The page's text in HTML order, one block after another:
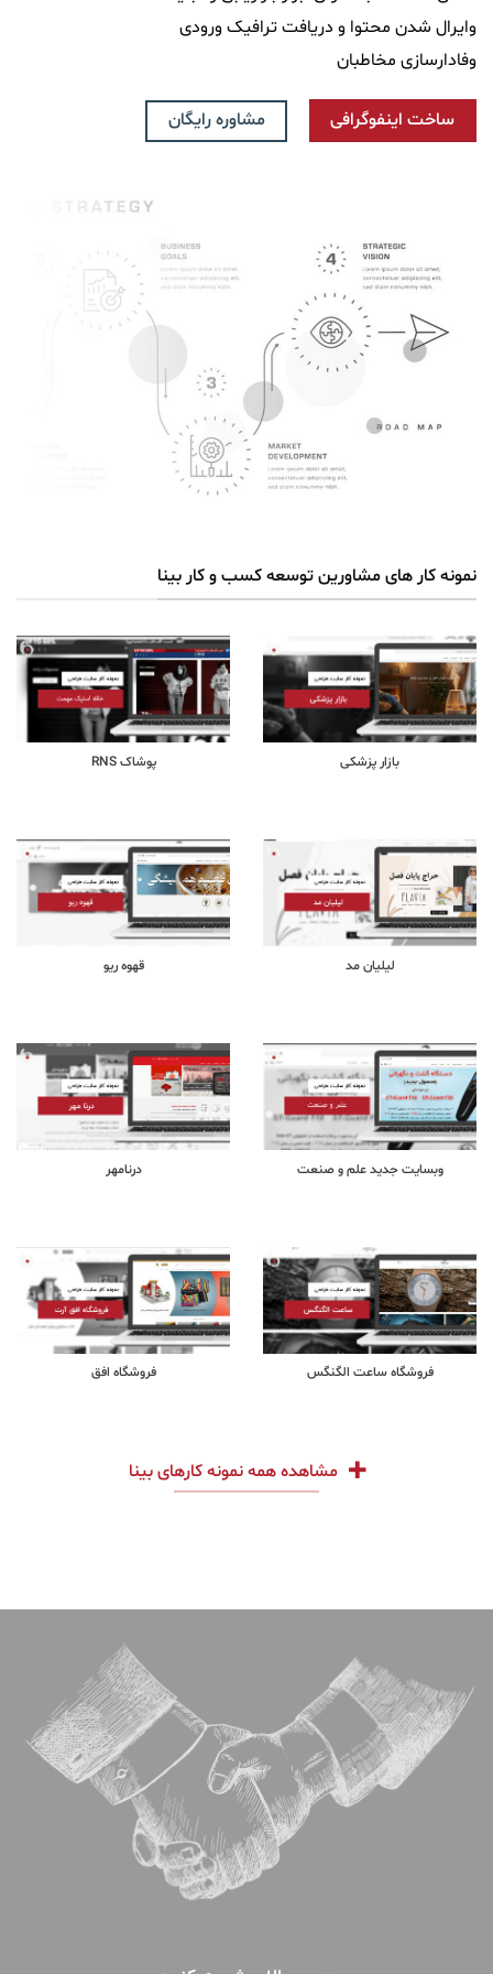
وایرال شدن محتوا و دریافت ترافیک ورودی
وفادارسازی مخاطبان
ساخت اینفوگرافی مشاوره رایگان
نمونه کار های مشاورین توسعه کسب و کار بینا
بازار پزشکی پوشاک RNS
لیلیان مد قهوه ریو
وبسایت جدید علم و صنعت درنامهر
فروشگاه ساعت الگنگس فروشگاه افق
مشاهده همه نمونه کارهای بینا